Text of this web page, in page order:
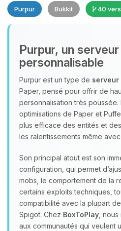
Purpur Bukkit 40
Purpur, un
personnalisable
Purpur est un type de
Paper, pensé pour offrir de
personnalisation très poussée.
optimisations de Paper et
plus efficace des entités et
les ralentissements même
Son principal atout est son
configuration, qui permet
mobs, le comportement de la
certains exploits techniques,
compatibilité avec la plupart
Spigot. Chez BoxToPlay ,
aux communautés qui veulent
Youpi, enfin
parler ! Moi c’est
assistant
tu as besoin et je
petits circuits pour
08/08/2026 à 06:17